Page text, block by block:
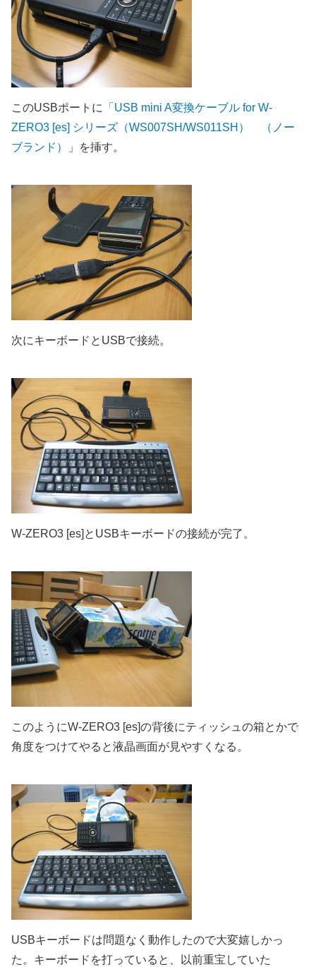
このUSBポートに
「USB mini A変換ケーブル for W-
ZERO3 [es] シリーズ（WS007SH/WS011SH） （ノー
ブランド）
」を挿す。
次にキーボードとUSBで接続。
W-ZERO3 [es]とUSBキーボードの接続が完了。
このようにW-ZERO3 [es]の背後にティッシュの箱とかで
角度をつけてやると液晶画面が見やすくなる。
USBキーボードは問題なく動作したので大変嬉しかっ
た。キーボードを打っていると、以前重宝していた